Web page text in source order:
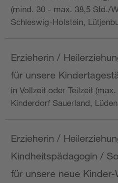
(mind. 30 - max. 38,5 Std./
Schleswig-Holstein,
Erzieherin /
für unsere
in Vollzeit oder Teilzeit
Kinderdorf Sauerland,
Erzieherin /
Kindheitspädagogin /
für unsere neue Kinder-